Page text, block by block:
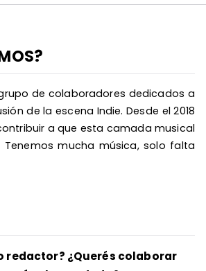
de colaboradores dedicados a
de la escena Indie. Desde el 2018
a que esta camada musical
Tenemos mucha música, solo falta
redactor? ¿Querés colaborar